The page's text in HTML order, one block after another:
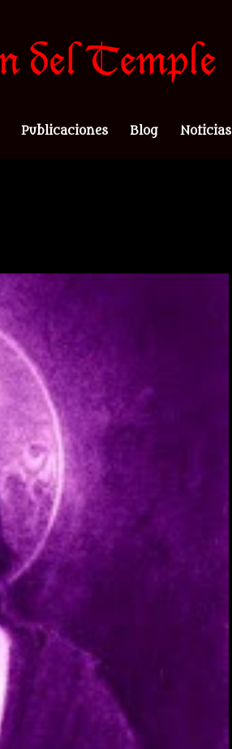
Publicaciones Blog Noticias